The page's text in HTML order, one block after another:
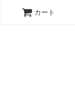
カート